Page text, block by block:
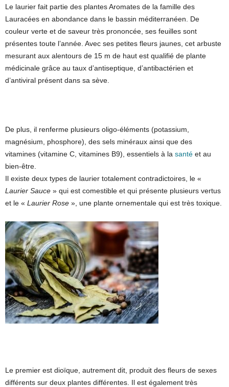
Le laurier fait partie des plantes Aromates de la famille des
Lauracées en abondance dans le bassin méditerranéen. De
couleur verte et de saveur très prononcée, ses feuilles sont
présentes toute l’année. Avec ses petites fleurs jaunes, cet arbuste
mesurant aux alentours de 15 m de haut est qualifié de plante
médicinale grâce au taux d’antiseptique, d’antibactérien et
d’antiviral présent dans sa sève.
De plus, il renferme plusieurs oligo-éléments (potassium,
magnésium, phosphore), des sels minéraux ainsi que des
vitamines (vitamine C, vitamines B9), essentiels à la santé et au
bien-être.
Il existe deux types de laurier totalement contradictoires, le «
Laurier Sauce » qui est comestible et qui présente plusieurs vertus
et le « Laurier Rose », une plante ornementale qui est très toxique.
Le premier est dioïque, autrement dit, produit des fleurs de sexes
différents sur deux plantes différentes. Il est également très